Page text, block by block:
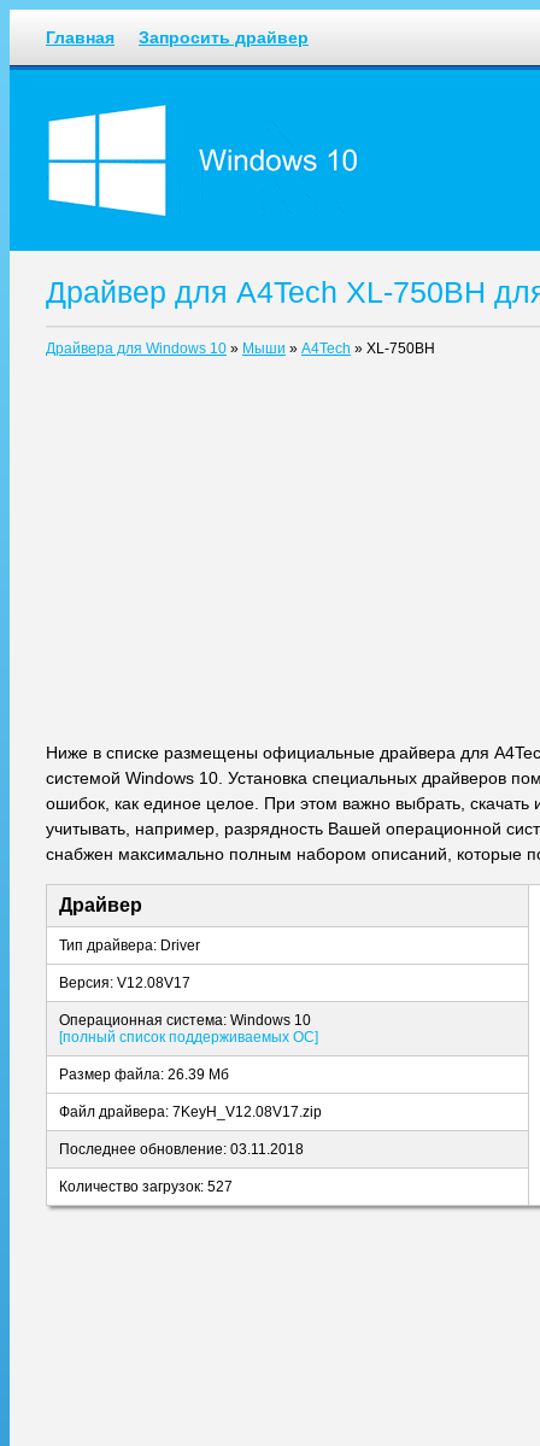
Главная Запросить драйвер
Драйвер для A4Tech XL-750BH
Драйвера для Windows 10 » Мыши » A4Tech » XL-750BH
Ниже в списке размещены официальные драйвера для
системой Windows 10. Установка специальных драйверов
ошибок, как единое целое. При этом важно выбрать,
учитывать, например, разрядность Вашей операционной
снабжен максимально полным набором описаний, которые
Драйвер
Тип драйвера: Driver
Версия: V12.08V17
Операционная система: Windows 10
[полный список поддерживаемых ОС]
Размер файла: 26.39 Мб
Файл драйвера: 7KeyH_V12.08V17.zip
Последнее обновление: 03.11.2018
Количество загрузок: 527